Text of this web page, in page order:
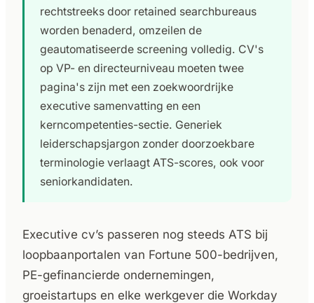
rechtstreeks door retained searchbureaus
worden benaderd, omzeilen de
geautomatiseerde screening volledig. CV's
op VP- en directeurniveau moeten twee
pagina's zijn met een zoekwoordrijke
executive samenvatting en een
kerncompetenties-sectie. Generiek
leiderschapsjargon zonder doorzoekbare
terminologie verlaagt ATS-scores, ook voor
seniorkandidaten.
Executive cv’s passeren nog steeds ATS bij
loopbaanportalen van Fortune 500-bedrijven,
PE-gefinancierde ondernemingen,
groeistartups en elke werkgever die Workday